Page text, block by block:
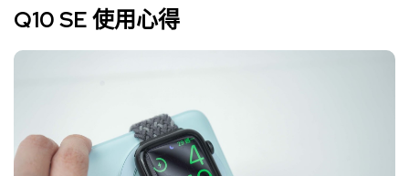
Q10 SE 使用心得